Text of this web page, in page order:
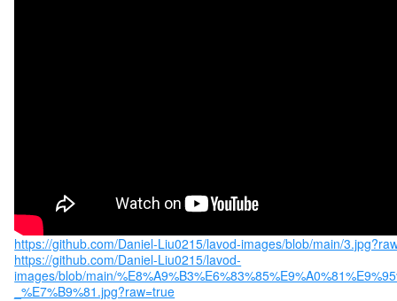
https://github.com/Daniel-Liu0215/lavod-images/blob/main/
https://github.com/Daniel-Liu0215/lavod-
images/blob/main/
_%E7%B9%81.jpg?raw=true